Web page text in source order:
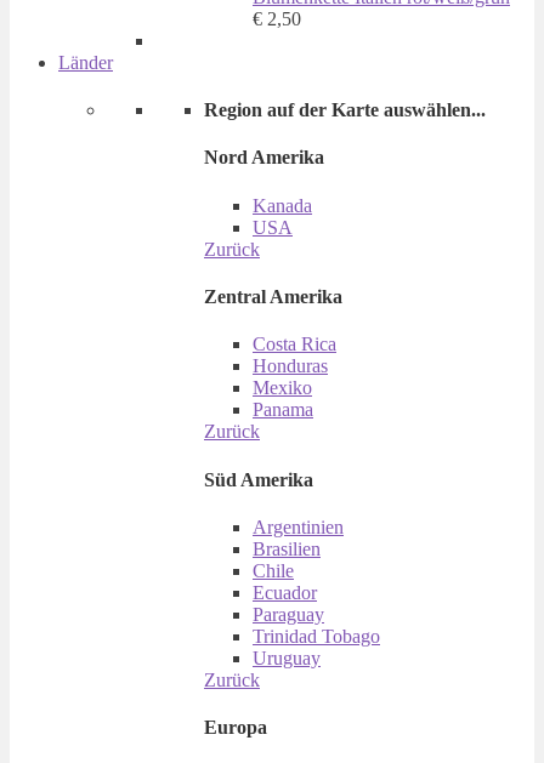
€ 2,50
Länder
Region auf der Karte auswählen...
Nord Amerika
Kanada
USA
Zurück
Zentral Amerika
Costa Rica
Honduras
Mexiko
Panama
Zurück
Süd Amerika
Argentinien
Brasilien
Chile
Ecuador
Paraguay
Trinidad Tobago
Uruguay
Zurück
Europa